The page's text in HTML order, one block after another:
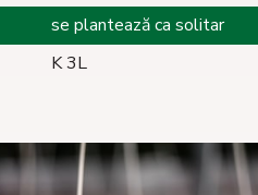
se plantează ca solitar
K 3L